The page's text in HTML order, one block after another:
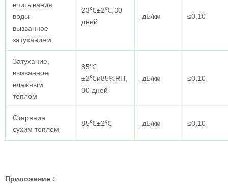
впитывания
воды
вызванное
затуханием
23℃±2℃,30
дней
дБ/км ≤0,10
Затухание,
вызванное
влажным
теплом
85℃
±2℃и85%RH,
30 дней
дБ/км ≤0,10
Старение
сухим теплом
85℃±2℃ дБ/км ≤0,10
Приложение ：